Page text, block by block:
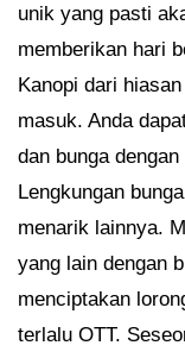
unik yang pasti
memberikan hari
Kanopi dari
masuk. Anda
dan bunga
Lengkungan
menarik lainnya.
yang lain dengan
menciptakan
terlalu OTT.